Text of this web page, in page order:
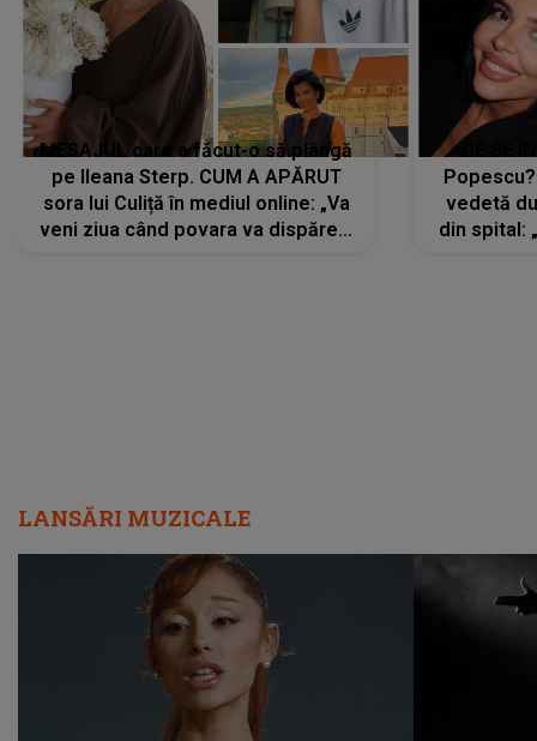
MESAJUL care a făcut-o să plângă
pe Ileana Sterp. CUM A APĂRUT
sora lui Culiță în mediul online: „Va
veni ziua când povara va dispărea,
vedetă
din spital:
LANSĂRI MUZICALE